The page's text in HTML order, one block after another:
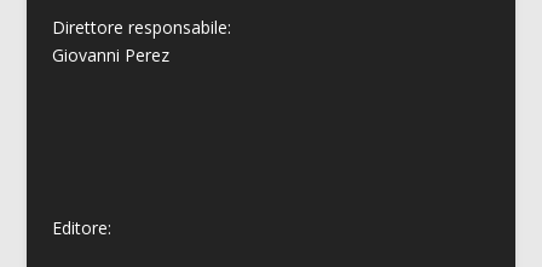
Direttore responsabile:
Giovanni Perez
Editore: